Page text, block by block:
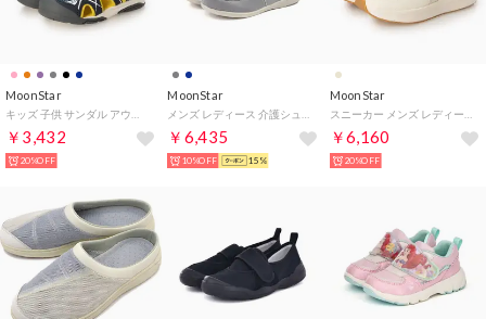
MoonStar
￥3,432
20%OFF
MoonStar
￥6,435
10%OFF 15%
MoonStar
￥6,160
20%OFF